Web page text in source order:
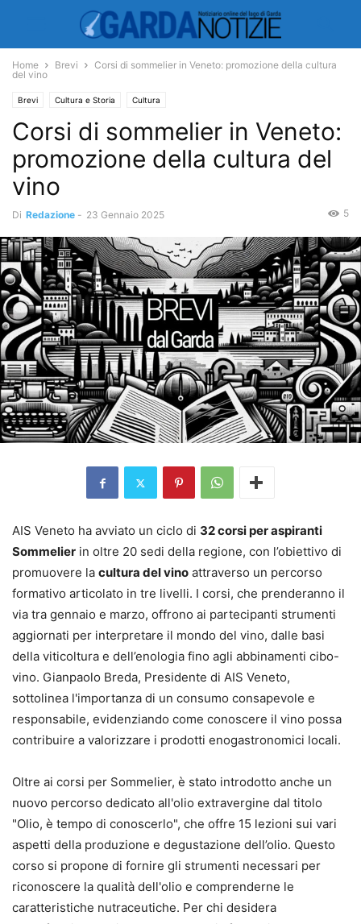
Home Brevi
Corsi di sommelier in Veneto: promozione della cultura
del vino
Brevi Cultura e Storia Cultura
Corsi di sommelier in Veneto:
promozione della cultura del
vino
Di Redazione - 23 Gennaio 2025 5
AIS Veneto ha avviato un ciclo di 32 corsi per aspiranti
Sommelier in oltre 20 sedi della regione, con l’obiettivo di
promuovere la cultura del vino attraverso un percorso
formativo articolato in tre livelli. I corsi, che prenderanno il
via tra gennaio e marzo, offrono ai partecipanti strumenti
aggiornati per interpretare il mondo del vino, dalle basi
della viticoltura e dell’enologia fino agli abbinamenti cibo-
vino. Gianpaolo Breda, Presidente di AIS Veneto,
sottolinea l'importanza di un consumo consapevole e
responsabile, evidenziando come conoscere il vino possa
contribuire a valorizzare i prodotti enogastronomici locali.
Oltre ai corsi per Sommelier, è stato introdotto anche un
nuovo percorso dedicato all'olio extravergine dal titolo
"Olio, è tempo di conoscerlo", che offre 15 lezioni sui vari
aspetti della produzione e degustazione dell’olio. Questo
corso si propone di fornire gli strumenti necessari per
riconoscere la qualità dell'olio e comprenderne le
caratteristiche nutraceutiche. Per chi desidera